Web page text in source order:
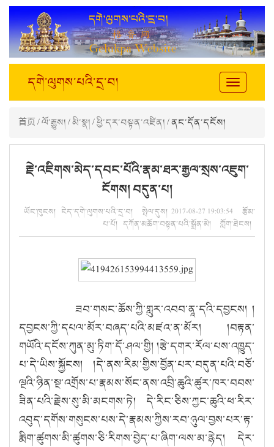
Toggle
navigation
དགེ་ལུགས་པའི་དྲ་བ།
首页/ལོ་རྒྱུས།/མི་སྣ།/ཕྱི་དར་བསྟན་འཛིན།/ ནང་དོན་དངོས།
རྗེ་འཇིགས་མེད་དབང་པོའི་རྣམ་ཐར་རྒྱལ་སྲས་འཇུག་
ངོགས། བདུན་པ།
ཡོང་ཁུངས། ངེད་དགེ་ལུགས་པའི་དྲ་བ། སྤེལ་དུས། 2017-08-27 19:03:54 རྩོམ་
པ་པོ། དཀོན་མཆོག་བསྟན་པའི་སྒྲོན་མེ། ཀློག་ཐེངས།
ཟབ་གསང་ཆོས་ཀྱི་གླུར་འབབ་ནཱ་དའི་དབྱངས། །
དབྱངས་ཀྱི་དཔལ་མོར་བཞད་པའི་མཛའ་ན་མོར། །བརྟན་
གཡོའི་དངོས་ཀུན་མུ་ཏིག་དོ་ཤལ་གྱི། །རྩེ་དགར་རོལ་པས་འཁྱུད་
པ་དེ་ཡིས་སྐྱོངས། །དེ་ནས་རིམ་གྱིས་བྱོན་པར་བདུན་པའི་བཅོ་
ལྔའི་ཉིན་སྔ་འགྲོས་པ་རྣམས་སོང་ནས་འབྲི་ཆུའི་ཚུར་ཁར་བབས་
ཟིན་པའི་རྗེས་སུ་མི་མངགས་ཏེ། དེ་རིང་ཅིས་ཀྱང་ཆུའི་ཕ་རིར་
འབུད་དགོས་གསུངས་པས་དེ་རྣམས་ཀྱིས་རབ་ཉུལ་བྱས་པར་རྟ་
རྨིག་ཚུགས་མི་ཚུགས་ཅི་རིགས་བྱེད་པ་ཞིག་ལས་མ་རྙེད། དེར་